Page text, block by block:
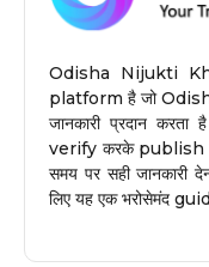
Odisha Nijukti
platform है जो
जानकारी प्रदान
verify करके publish
समय पर सही जानकारी
लिए यह एक भरोसेमंद